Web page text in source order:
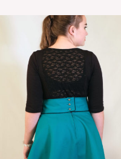
variations.
options
peuvent
être
choisies
sur
la
page
du
produit